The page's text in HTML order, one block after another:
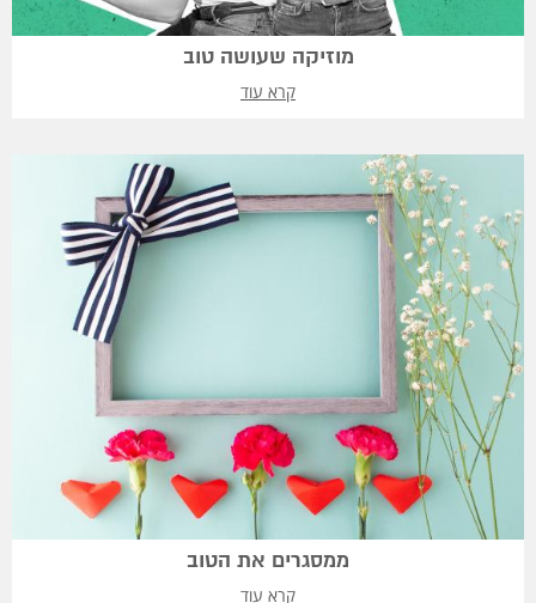
מוזיקה שעושה טוב
קרא עוד
ממסגרים את הטוב
קרא עוד